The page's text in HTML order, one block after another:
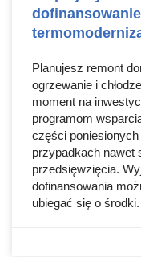
Planujesz remont
ogrzewanie i
moment na
programom
części
przypadkach nawet
przedsięwzięcia.
dofinansowania
ubiegać się o środki.